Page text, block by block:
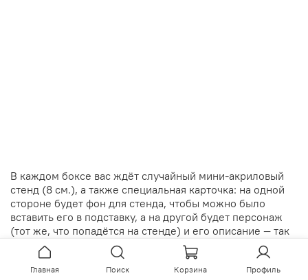
В каждом боксе вас ждёт случайный мини-акриловый
стенд (8 см.), а также специальная карточка: на одной
стороне будет фон для стенда, чтобы можно было
вставить его в подставку, а на другой будет персонаж
(тот же, что попадётся на стенде) и его описание — так
карточки образуют собой отдельную коллекционную
серию.
Главная Поиск Корзина Профиль